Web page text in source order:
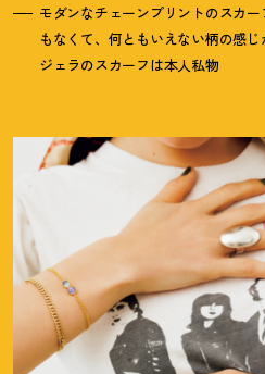
モダンなチェーンプリントのスカ
もなくて、何ともいえない柄の感
ジェラのスカーフは本人私物